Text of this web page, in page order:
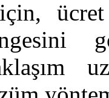
için,